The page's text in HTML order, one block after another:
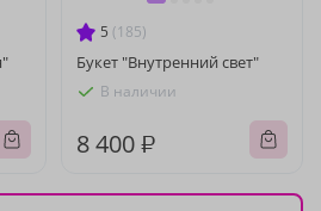
5 (185)
Букет "Внутренний свет"
В наличии
8 400 ₽